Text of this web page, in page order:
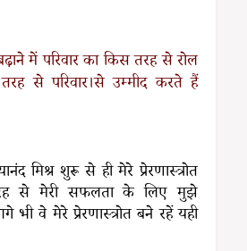
में परिवार का किस तरह से रोल
से परिवार।से उम्मीद करते हैं
मिश्र शुरू से ही मेरे प्रेरणास्त्रोत
से मेरी सफलता के लिए मुझे
भी वे मेरे प्रेरणास्त्रोत बने रहें यही